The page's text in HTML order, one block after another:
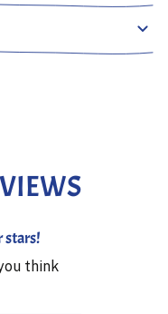
stars!
think